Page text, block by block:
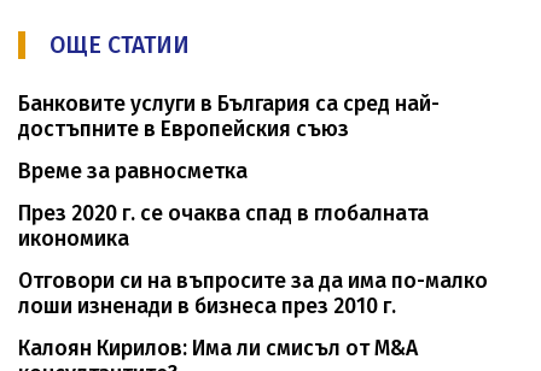
ОЩЕ СТАТИИ
Банковите услуги в България са сред най-
достъпните в Европейския съюз
Време за равносметка
През 2020 г. се очаква спад в глобалната
икономика
Отговори си на въпросите за да има по-малко
лоши изненади в бизнеса през 2010 г.
Калоян Кирилов: Има ли смисъл от M&A